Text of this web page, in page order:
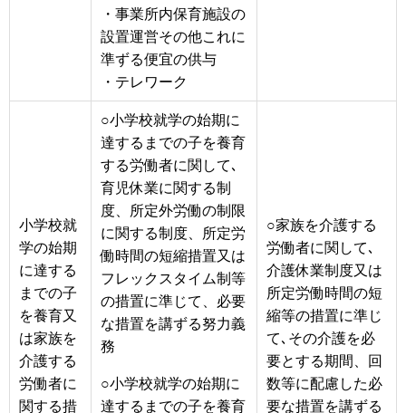
・事業所内保育施設の
設置運営その他これに
準ずる便宜の供与
・テレワーク
小学校就
学の始期
に達する
までの子
を養育又
は家族を
介護する
労働者に
関する措
○小学校就学の始期に
達するまでの子を養育
する労働者に関して､
育児休業に関する制
度、所定外労働の制限
に関する制度、所定労
働時間の短縮措置又は
フレックスタイム制等
の措置に準じて、必要
な措置を講ずる努力義
務
○小学校就学の始期に
達するまでの子を養育
○家族を介護する
労働者に関して､
介護休業制度又は
所定労働時間の短
縮等の措置に準じ
て､その介護を必
要とする期間、回
数等に配慮した必
要な措置を講ずる